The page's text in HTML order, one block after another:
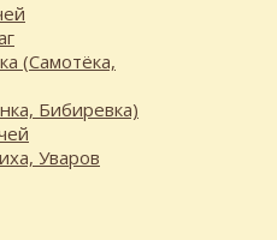
(Самотёка,
Бибиревка)
Уваров